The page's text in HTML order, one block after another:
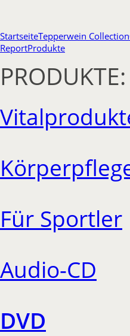
StartseiteTepperwein Collection
ReportProdukte
PRODUKTE:
Für Sportler
Audio-CD
DVD